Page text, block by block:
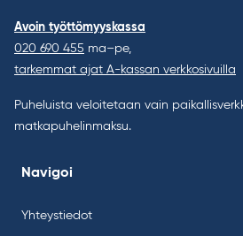
Avoin työttömyyskassa
020 690 455 ma–pe,
tarkemmat ajat A-kassan verkkosivuilla
Puheluista veloitetaan vain
matkapuhelinmaksu.
Navigoi
Yhteystiedot